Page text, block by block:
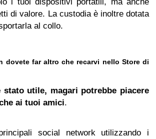
di valore. La custodia è inoltre dotata
al collo.
dovete far altro che recarvi nello Store di
stato utile, magari potrebbe piacere
ai tuoi amici.
social network utilizzando i